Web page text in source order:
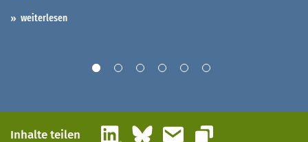
weiterlesen
Inhalte teilen LinkedInBlueskyE-Mail